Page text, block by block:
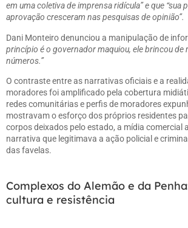
em uma coletiva de imprensa ridícula” e que “sua
aprovação cresceram nas pesquisas de opinião”.
Dani Monteiro denunciou a manipulação de
princípio é o governador maquiou, ele brincou de
números.”
O contraste entre as narrativas oficiais e a
moradores foi amplificado pela cobertura
redes comunitárias e perfis de moradores
mostravam o esforço dos próprios residentes
corpos deixados pelo estado, a mídia comercial
narrativa que legitimava a ação policial e
das favelas.
Complexos do Alemão e da
cultura e resistência